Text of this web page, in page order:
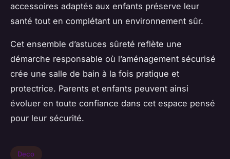
accessoires adaptés aux enfants préserve leur
santé tout en complétant un environnement sûr.
Cet ensemble d’astuces sûreté reflète une
démarche responsable où l’aménagement sécurisé
crée une salle de bain à la fois pratique et
protectrice. Parents et enfants peuvent ainsi
évoluer en toute confiance dans cet espace pensé
pour leur sécurité.
Deco